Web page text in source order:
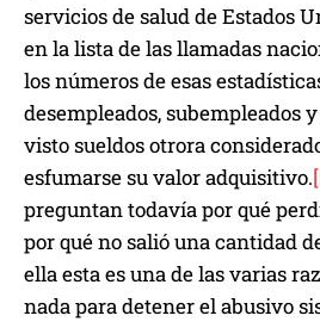
servicios de salud de Estados
en la lista de las llamadas
los números de esas
desempleados, subempleados
visto sueldos otrora
esfumarse su valor adquisitivo.
preguntan todavía por qué
por qué no salió una cantidad
ella esta es una de las varias
nada para detener el abusivo